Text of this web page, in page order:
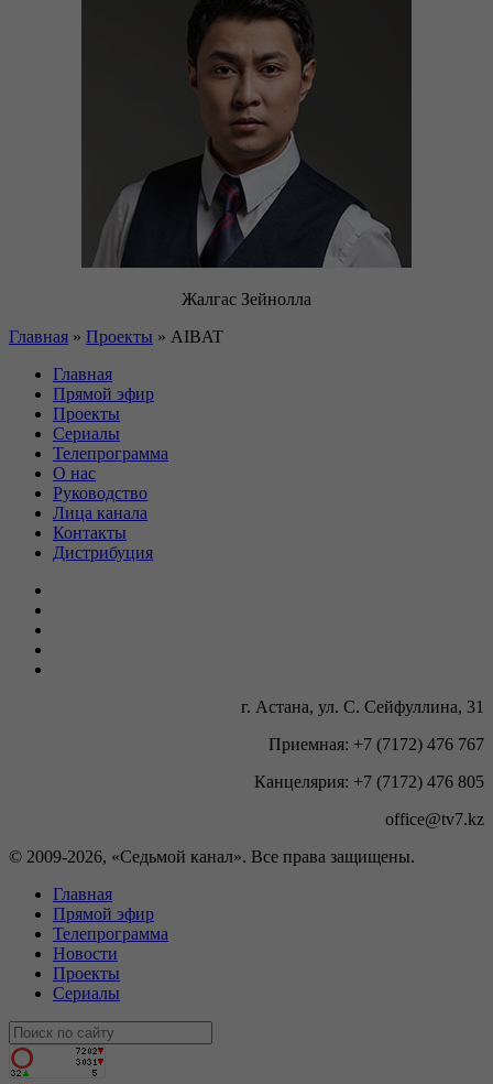
Жалгас Зейнолла
Главная » Проекты » AIBAT
Главная
Прямой эфир
Проекты
Сериалы
Телепрограмма
О нас
Руководство
Лица канала
Контакты
Дистрибуция
г. Астана, ул. С. Сейфуллина, 31
Приемная: +7 (7172) 476 767
Канцелярия: +7 (7172) 476 805
office@tv7.kz
© 2009-2026, «Седьмой канал». Все права защищены.
Главная
Прямой эфир
Телепрограмма
Новости
Проекты
Сериалы